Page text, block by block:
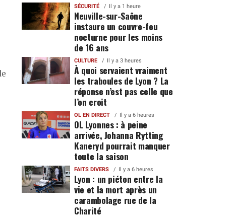
SÉCURITÉ Il y a 1 heure
Neuville-sur-Saône
instaure un couvre-feu
nocturne pour les moins
de 16 ans
CULTURE Il y a 3 heures
À quoi servaient vraiment
les traboules de Lyon ? La
réponse n’est pas celle que
l’on croit
OL EN DIRECT Il y a 6 heures
OL Lyonnes : à peine
arrivée, Johanna Rytting
Kaneryd pourrait manquer
toute la saison
FAITS DIVERS Il y a 6 heures
Lyon : un piéton entre la
vie et la mort après un
carambolage rue de la
Charité